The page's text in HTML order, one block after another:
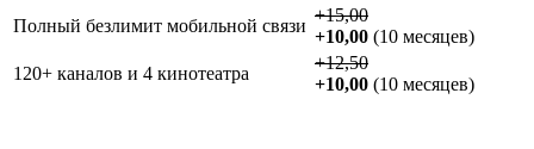
Полный безлимит мобильной связи
+15,00
+10,00 (10 месяцев)
120+ каналов и 4 кинотеатра
+12,50
+10,00 (10 месяцев)